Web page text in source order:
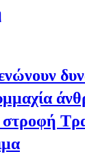
στροφή